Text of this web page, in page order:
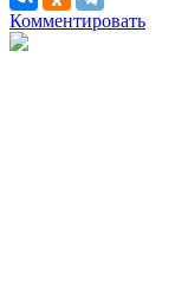
Комментировать